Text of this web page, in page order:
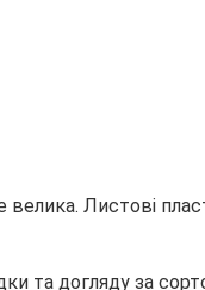
велика. Листові